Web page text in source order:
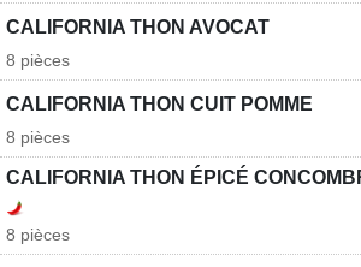
CALIFORNIA THON AVOCAT
8 pièces
CALIFORNIA THON CUIT POMME
8 pièces
CALIFORNIA THON ÉPICÉ
8 pièces